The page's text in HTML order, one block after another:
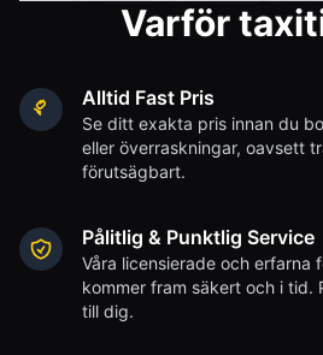
Varför
Alltid Fast Pris
Se ditt exakta pris innan du
eller överraskningar, oavsett
förutsägbart.
Pålitlig & Punktlig Service
Våra licensierade och erfarna
kommer fram säkert och i tid.
till dig.